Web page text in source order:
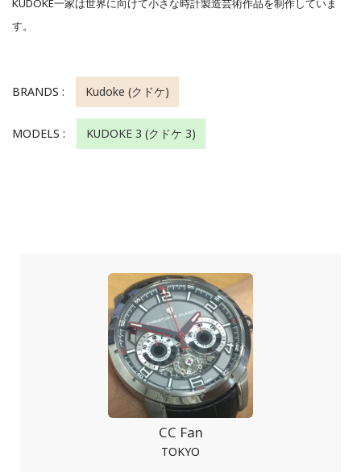
KUDOKE一家は世界に向けて小さな時計製造芸術作品を制作していま
す。
BRANDS : Kudoke (クドケ)
MODELS : KUDOKE 3 (クドケ 3)
CC Fan
TOKYO